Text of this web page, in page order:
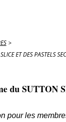
>
ET DES PASTELS
du SUTTON
pour les